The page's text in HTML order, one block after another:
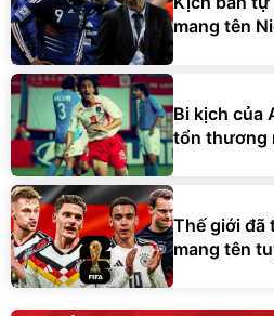
mang tên
Bi kịch của
tổn thương
Thế giới đã
mang tên